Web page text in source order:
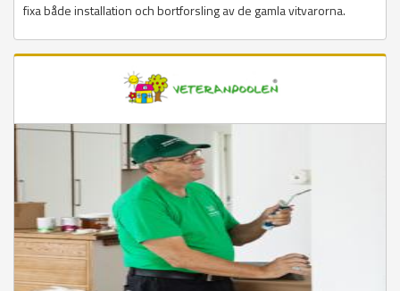
fixa både installation och bortforsling av de gamla vitvarorna.